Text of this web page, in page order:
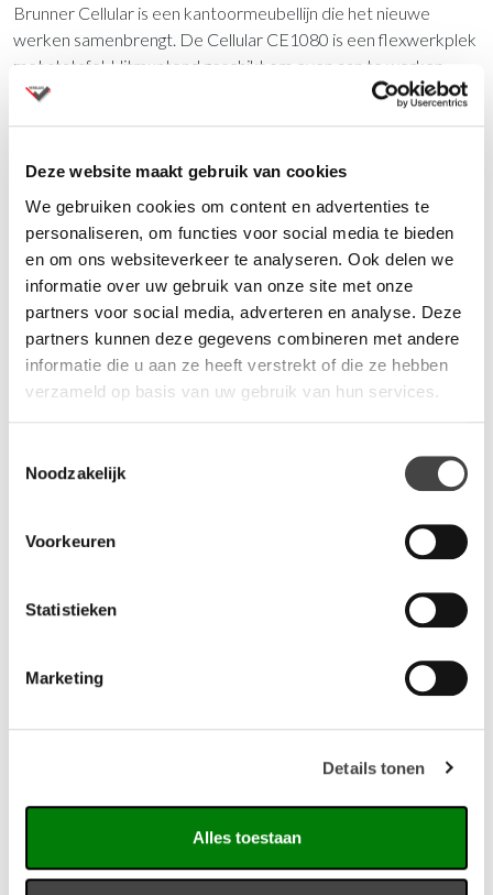
Deze website maakt gebruik van cookies
We gebruiken cookies om content en advertenties te
personaliseren, om functies voor social media te bieden
en om ons websiteverkeer te analyseren. Ook delen we
informatie over uw gebruik van onze site met onze
partners voor social media, adverteren en analyse. Deze
partners kunnen deze gegevens combineren met andere
informatie die u aan ze heeft verstrekt of die ze hebben
verzameld op basis van uw gebruik van hun services.
Noodzakelijk
Voorkeuren
Statistieken
Marketing
Details tonen
Alles toestaan
Brunner Cellular is een kantoormeubellijn die het nieuwe
werken samenbrengt. De Cellular CE1080 is een flexwerkplek
met statafel. Uitmuntend geschikt om even aan te werken
wanneer u lang achter uw computer hebt gezeten. Staand
dempt omgevingsgeluid en biedt de nodige privacy om
ongestoord te kunnen werken.
Cellular flexibele werkplekken
Cellular is flexibel in opbouw omdat de werkplekken makkelijk
uitbreidbaar zijn, en een flexibele opstelling hebben. Door de
modulaire opbouw van de kantoorwerkplekken verandert u
makkelijk de indeling van uw werkruimte.
Wij staan u graag te woord via de telefoon.
073-8000266